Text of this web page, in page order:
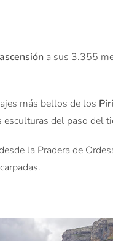
ascensión a sus 3.355
más bellos de los
esculturas del paso del
la Pradera de